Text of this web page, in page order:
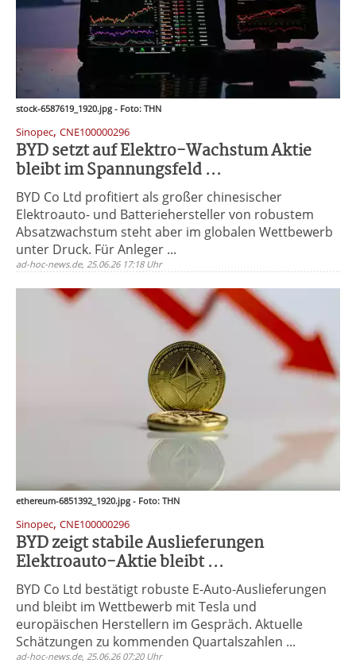
stock-6587619_1920.jpg - Foto: THN
Sinopec, CNE100000296
BYD setzt auf Elektro-Wachstum Aktie
bleibt im Spannungsfeld ...
BYD Co Ltd profitiert als großer chinesischer
Elektroauto- und Batteriehersteller von robustem
Absatzwachstum steht aber im globalen Wettbewerb
unter Druck. Für Anleger ...
ad-hoc-news.de, 25.06.26 17:18 Uhr
ethereum-6851392_1920.jpg - Foto: THN
Sinopec, CNE100000296
BYD zeigt stabile Auslieferungen
Elektroauto-Aktie bleibt ...
BYD Co Ltd bestätigt robuste E-Auto-Auslieferungen
und bleibt im Wettbewerb mit Tesla und
europäischen Herstellern im Gespräch. Aktuelle
Schätzungen zu kommenden Quartalszahlen ...
ad-hoc-news.de, 25.06.26 07:20 Uhr